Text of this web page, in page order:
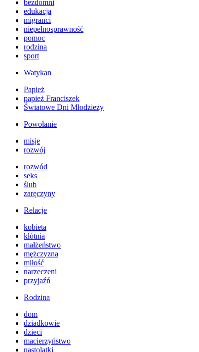
bezdomni
edukacja
migranci
niepełnosprawność
pomoc
rodzina
sport
Watykan
Papież
papież Franciszek
Światowe Dni Młodzieży
Powołanie
misje
rozwój
rozwód
seks
ślub
zaręczyny
Relacje
kobieta
kłótnia
małżeństwo
mężczyzna
miłość
narzeczeni
przyjaźń
Rodzina
dom
dziadkowie
dzieci
macierzyństwo
nastolatki